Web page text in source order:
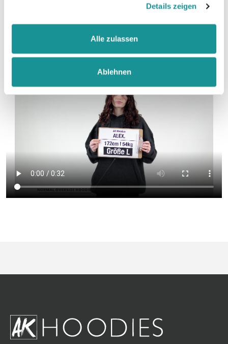
Details zeigen
Alle zulassen
Ablehnen
Produkt-Video anschauen